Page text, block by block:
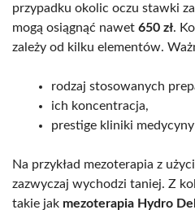
przypadku okolic oczu stawki
mogą osiągnąć nawet 650 zł.
zależy od kilku elementów.
rodzaj stosowanych
ich koncentracja,
prestige kliniki
Na przykład mezoterapia z
zazwyczaj wychodzi taniej. Z
takie jak mezoterapia Hydro